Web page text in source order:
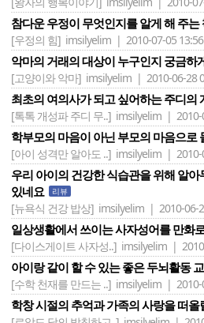
참다운 우정이 무엇인지를 알게 해 주는
[우정의 힘] imsilyelim | 2010-07-05 13:56
악마의 거래의 대상이 누구인지 궁금하
[고양이와 악마] imsilyelim | 2010-06-28
최초의 여의사가 되고 싶어하는 주디의
[톡톡 개성파 주디 무..] imsilyelim | 2010-
학부모의 마음이 아닌 부모의 마음으로
[아이 성격만 알아도 ..] imsilyelim | 2010-
우리 아이의 건강한 식습관을 위해 알
있네요
리뷰
[뉴욕식 건강 밥상] imsilyelim | 2010-06-
일상생활에서 쓰이는 사자성어를 만화
[다이스게이트 사자성..] imsilyelim |
아이랑 같이 할 수 있는 좋은 두뇌활동
[수학 천재를 만드는 ..] imsilyelim | 2010-
학창 시절의 추억과 가족의 사랑을 떠